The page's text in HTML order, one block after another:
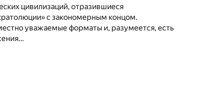
цивилизаций, отразившиеся
с закономерным концом.
уважаемые форматы и, разумеется, есть